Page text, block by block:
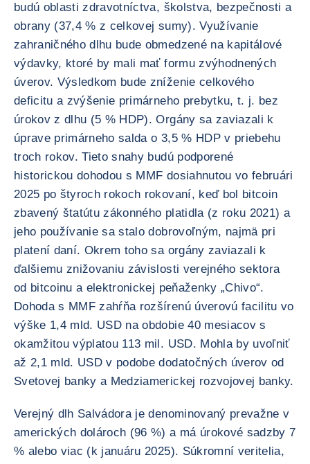
budú oblasti zdravotníctva, školstva, bezpečnosti a
obrany (37,4 % z celkovej sumy). Využívanie
zahraničného dlhu bude obmedzené na kapitálové
výdavky, ktoré by mali mať formu zvýhodnených
úverov. Výsledkom bude zníženie celkového
deficitu a zvýšenie primárneho prebytku, t. j. bez
úrokov z dlhu (5 % HDP). Orgány sa zaviazali k
úprave primárneho salda o 3,5 % HDP v priebehu
troch rokov. Tieto snahy budú podporené
historickou dohodou s MMF dosiahnutou vo februári
2025 po štyroch rokoch rokovaní, keď bol bitcoin
zbavený štatútu zákonného platidla (z roku 2021) a
jeho používanie sa stalo dobrovoľným, najmä pri
platení daní. Okrem toho sa orgány zaviazali k
ďalšiemu znižovaniu závislosti verejného sektora
od bitcoinu a elektronickej peňaženky „Chivo“.
Dohoda s MMF zahŕňa rozšírenú úverovú facilitu vo
výške 1,4 mld. USD na obdobie 40 mesiacov s
okamžitou výplatou 113 mil. USD. Mohla by uvoľniť
až 2,1 mld. USD v podobe dodatočných úverov od
Svetovej banky a Medziamerickej rozvojovej banky.
Verejný dlh Salvádora je denominovaný prevažne v
amerických dolároch (96 %) a má úrokové sadzby 7
% alebo viac (k januáru 2025). Súkromní veritelia,